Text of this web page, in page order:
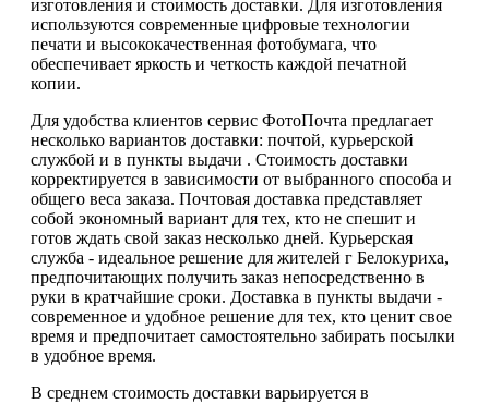
изготовления и стоимость доставки. Для изготовления
используются современные цифровые технологии
печати и высококачественная фотобумага, что
обеспечивает яркость и четкость каждой печатной
копии.
Для удобства клиентов сервис ФотоПочта предлагает
несколько вариантов доставки: почтой, курьерской
службой и в пункты выдачи . Стоимость доставки
корректируется в зависимости от выбранного способа и
общего веса заказа. Почтовая доставка представляет
собой экономный вариант для тех, кто не спешит и
готов ждать свой заказ несколько дней. Курьерская
служба - идеальное решение для жителей г Белокуриха,
предпочитающих получить заказ непосредственно в
руки в кратчайшие сроки. Доставка в пункты выдачи -
современное и удобное решение для тех, кто ценит свое
время и предпочитает самостоятельно забирать посылки
в удобное время.
В среднем стоимость доставки варьируется в